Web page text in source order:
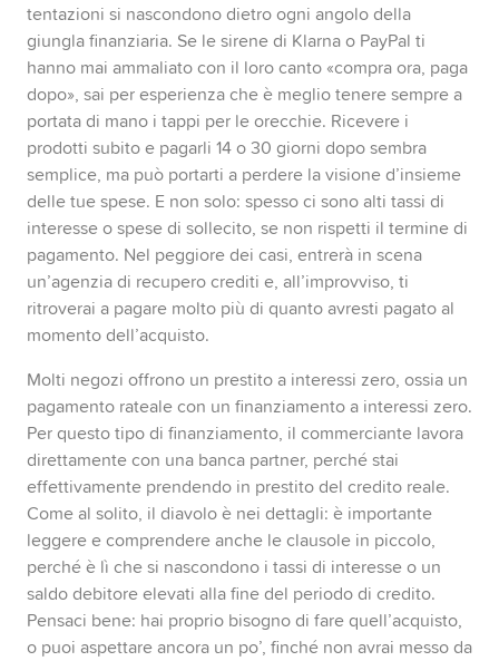
tentazioni si nascondono dietro ogni angolo della
giungla finanziaria. Se le sirene di Klarna o PayPal ti
hanno mai ammaliato con il loro canto «compra ora, paga
dopo», sai per esperienza che è meglio tenere sempre a
portata di mano i tappi per le orecchie. Ricevere i
prodotti subito e pagarli 14 o 30 giorni dopo sembra
semplice, ma può portarti a perdere la visione d’insieme
delle tue spese. E non solo: spesso ci sono alti tassi di
interesse o spese di sollecito, se non rispetti il termine di
pagamento. Nel peggiore dei casi, entrerà in scena
un’agenzia di recupero crediti e, all’improvviso, ti
ritroverai a pagare molto più di quanto avresti pagato al
momento dell’acquisto.
Molti negozi offrono un prestito a interessi zero, ossia un
pagamento rateale con un finanziamento a interessi zero.
Per questo tipo di finanziamento, il commerciante lavora
direttamente con una banca partner, perché stai
effettivamente prendendo in prestito del credito reale.
Come al solito, il diavolo è nei dettagli: è importante
leggere e comprendere anche le clausole in piccolo,
perché è lì che si nascondono i tassi di interesse o un
saldo debitore elevati alla fine del periodo di credito.
Pensaci bene: hai proprio bisogno di fare quell’acquisto,
o puoi aspettare ancora un po’, finché non avrai messo da